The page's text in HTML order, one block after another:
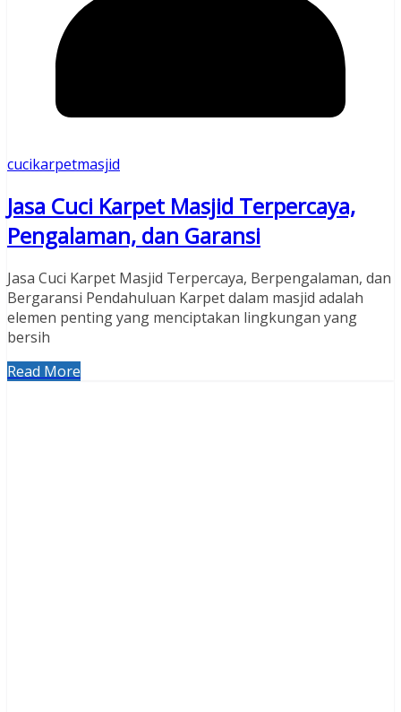
cucikarpetmasjid
Jasa Cuci Karpet Masjid Terpercaya,
Pengalaman, dan Garansi
Jasa Cuci Karpet Masjid Terpercaya, Berpengalaman, dan
Bergaransi Pendahuluan Karpet dalam masjid adalah
elemen penting yang menciptakan lingkungan yang
bersih
Read More